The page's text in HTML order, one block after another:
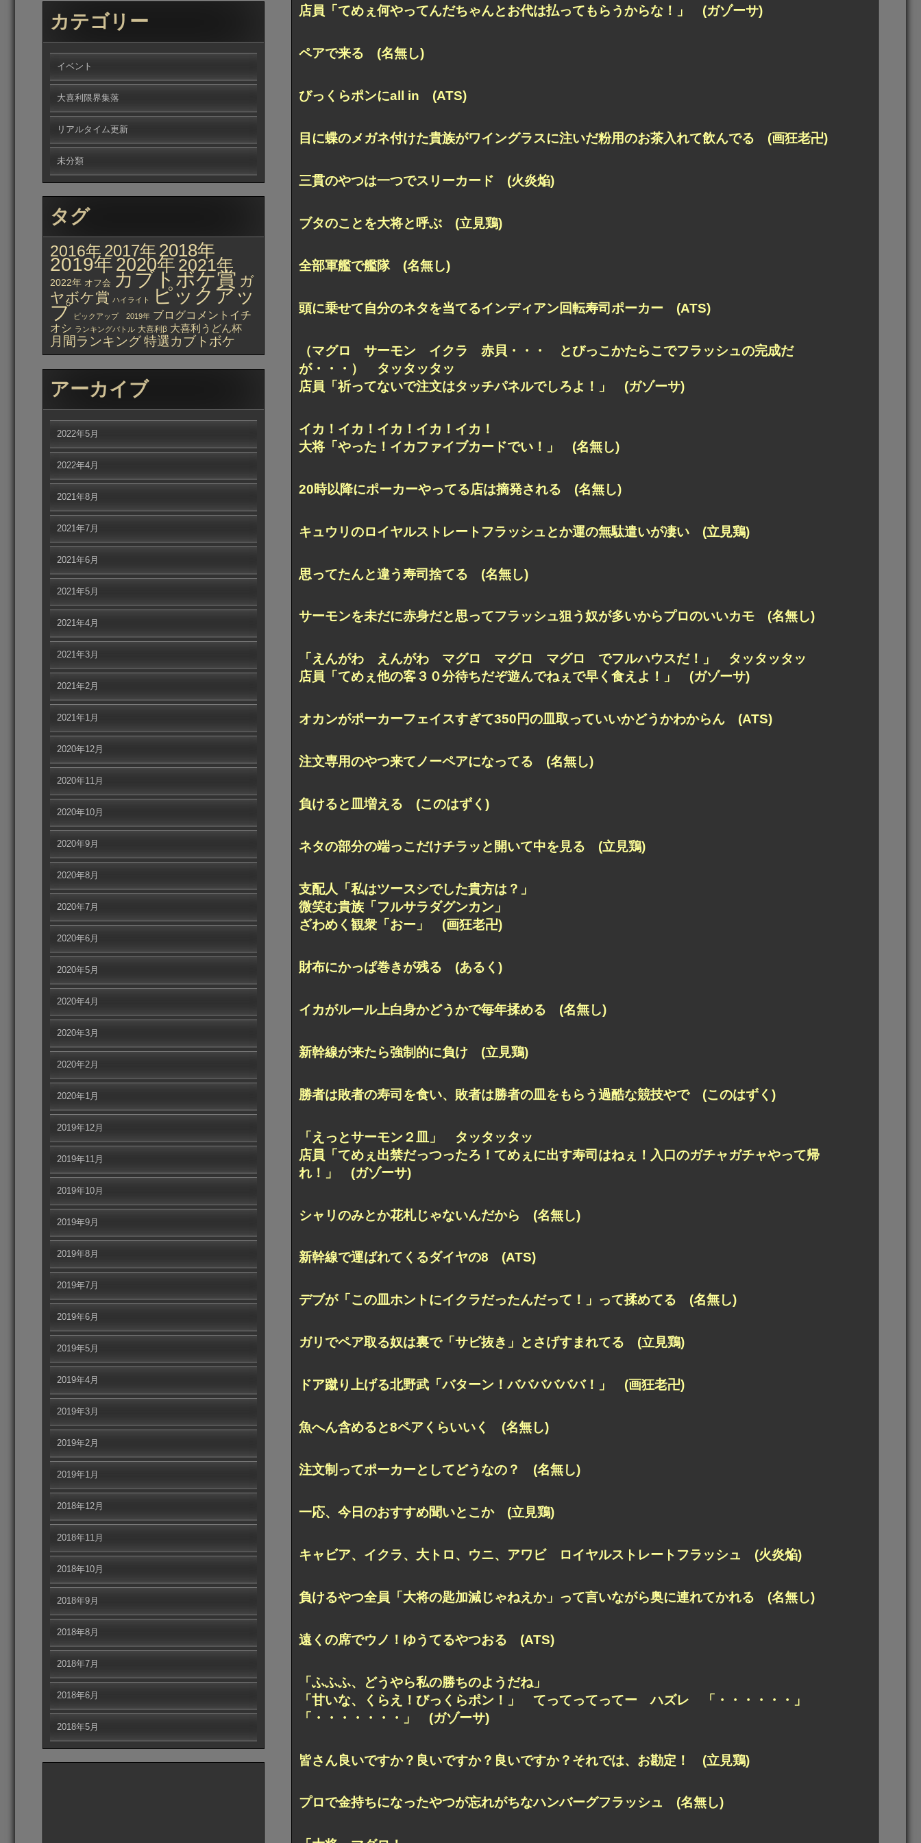
店員「てめぇ何やってんだちゃんとお代は払ってもらうからな！」 (ガゾーサ)
ペアで来る (名無し)
びっくらポンにall in (ATS)
目に蝶のメガネ付けた貴族がワイングラスに注いだ粉用のお茶入れて飲んでる (画狂老卍)
三貫のやつは一つでスリーカード (火炎焔)
ブタのことを大将と呼ぶ (立見鶏)
全部軍艦で艦隊 (名無し)
頭に乗せて自分のネタを当てるインディアン回転寿司ポーカー (ATS)
（マグロ サーモン イクラ 赤貝・・・ とびっこかたらこでフラッシュの完成だ
が・・・） タッタッタッ
店員「祈ってないで注文はタッチパネルでしろよ！」 (ガゾーサ)
イカ！イカ！イカ！イカ！イカ！
大将「やった！イカファイブカードでい！」 (名無し)
20時以降にポーカーやってる店は摘発される (名無し)
キュウリのロイヤルストレートフラッシュとか運の無駄遣いが凄い (立見鶏)
思ってたんと違う寿司捨てる (名無し)
サーモンを未だに赤身だと思ってフラッシュ狙う奴が多いからプロのいいカモ (名無し)
「えんがわ えんがわ マグロ マグロ マグロ でフルハウスだ！」 タッタッタッ
店員「てめぇ他の客３０分待ちだぞ遊んでねぇで早く食えよ！」 (ガゾーサ)
オカンがポーカーフェイスすぎて350円の皿取っていいかどうかわからん (ATS)
注文専用のやつ来てノーペアになってる (名無し)
負けると皿増える (このはずく)
ネタの部分の端っこだけチラッと開いて中を見る (立見鶏)
支配人「私はツースシでした貴方は？」
微笑む貴族「フルサラダグンカン」
ざわめく観衆「おー」 (画狂老卍)
財布にかっぱ巻きが残る (あるく)
イカがルール上白身かどうかで毎年揉める (名無し)
新幹線が来たら強制的に負け (立見鶏)
勝者は敗者の寿司を食い、敗者は勝者の皿をもらう過酷な競技やで (このはずく)
「えっとサーモン２皿」 タッタッタッ
店員「てめぇ出禁だっつったろ！てめぇに出す寿司はねぇ！入口のガチャガチャやって帰
れ！」 (ガゾーサ)
シャリのみとか花札じゃないんだから (名無し)
新幹線で運ばれてくるダイヤの8 (ATS)
デブが「この皿ホントにイクラだったんだって！」って揉めてる (名無し)
ガリでペア取る奴は裏で「サビ抜き」とさげすまれてる (立見鶏)
ドア蹴り上げる北野武「バターン！ババババババ！」 (画狂老卍)
魚へん含めると8ペアくらいいく (名無し)
注文制ってポーカーとしてどうなの？ (名無し)
一応、今日のおすすめ聞いとこか (立見鶏)
キャビア、イクラ、大トロ、ウニ、アワビ ロイヤルストレートフラッシュ (火炎焔)
負けるやつ全員「大将の匙加減じゃねえか」って言いながら奥に連れてかれる (名無し)
遠くの席でウノ！ゆうてるやつおる (ATS)
「ふふふ、どうやら私の勝ちのようだね」
「甘いな、くらえ！びっくらポン！」 てってってってー ハズレ 「・・・・・・」
「・・・・・・・」 (ガゾーサ)
皆さん良いですか？良いですか？良いですか？それでは、お勘定！ (立見鶏)
プロで金持ちになったやつが忘れがちなハンバーグフラッシュ (名無し)
カテゴリー
イベント
大喜利限界集落
リアルタイム更新
未分類
タグ
2016年 2017年 2018年
2019年2020年 2021年
2022年 オフ会 カブトボケ賞 ガ
ヤボケ賞 ハイライト ピックアッ
プ ピックアップ 2019年 ブログコメントイチ
オシ ランキングバトル 大喜利β 大喜利うどん杯
月間ランキング特選カブトボケ
アーカイブ
2022年5月
2022年4月
2021年8月
2021年7月
2021年6月
2021年5月
2021年4月
2021年3月
2021年2月
2021年1月
2020年12月
2020年11月
2020年10月
2020年9月
2020年8月
2020年7月
2020年6月
2020年5月
2020年4月
2020年3月
2020年2月
2020年1月
2019年12月
2019年11月
2019年10月
2019年9月
2019年8月
2019年7月
2019年6月
2019年5月
2019年4月
2019年3月
2019年2月
2019年1月
2018年12月
2018年11月
2018年10月
2018年9月
2018年8月
2018年7月
2018年6月
2018年5月